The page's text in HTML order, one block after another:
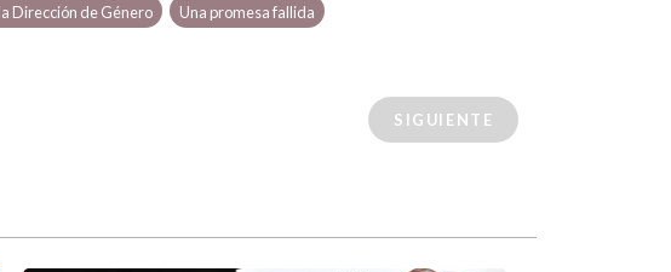
Dirección de Género Una promesa fallida
SIGUIENTE